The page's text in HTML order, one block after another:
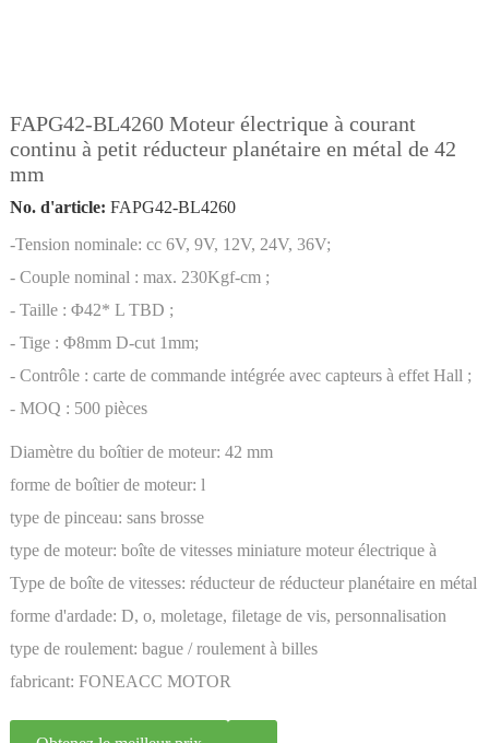
FAPG42-BL4260 Moteur électrique à courant
continu à petit réducteur planétaire en métal de 42
mm
No. d'article: FAPG42-BL4260
-Tension nominale: cc 6V, 9V, 12V, 24V, 36V;
- Couple nominal : max. 230Kgf-cm ;
- Taille : Φ42* L TBD ;
- Tige : Φ8mm D-cut 1mm;
- Contrôle : carte de commande intégrée avec capteurs à effet Hall ;
- MOQ : 500 pièces
Diamètre du boîtier de moteur: 42 mm
forme de boîtier de moteur: l
type de pinceau: sans brosse
type de moteur: boîte de vitesses miniature moteur électrique à
courant continu à aimant permanent
Type de boîte de vitesses: réducteur de réducteur planétaire en métal
forme d'ardade: D, o, moletage, filetage de vis, personnalisation
type de roulement: bague / roulement à billes
fabricant: FONEACC MOTOR